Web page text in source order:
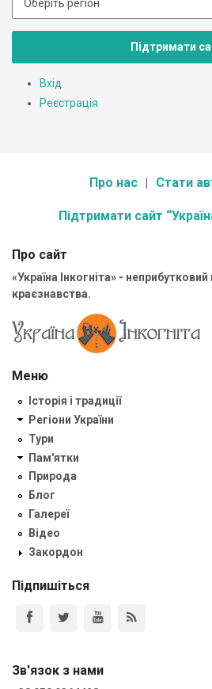
Підтримати
Вхід
Реєстрація
Про нас Стати
Підтримати сайт
Про сайт
«Україна Інкогніта» -
краєзнавства.
Меню
Історія і традиції
Регіони України
Тури
Пам'ятки
Природа
Блог
Галереї
Відео
Закордон
Підпишіться
Зв'язок з нами